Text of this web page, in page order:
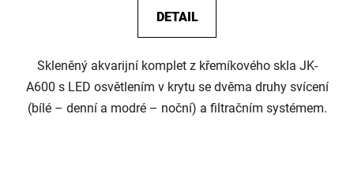
DETAIL
Skleněný akvarijní komplet z křemíkového skla JK-
A600 s LED osvětlením v krytu se dvěma druhy svícení
(bílé – denní a modré – noční) a filtračním systémem.